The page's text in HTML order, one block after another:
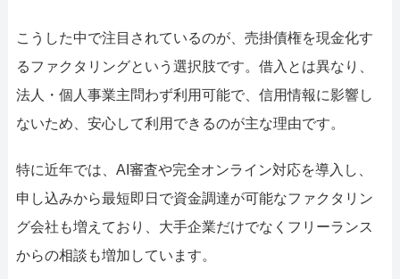
こうした中で注目されているのが、売掛債権を現金化す
るファクタリングという選択肢です。借入とは異なり、
法人・個人事業主問わず利用可能で、信用情報に影響し
ないため、安心して利用できるのが主な理由です。
特に近年では、AI審査や完全オンライン対応を導入し、
申し込みから最短即日で資金調達が可能なファクタリン
グ会社も増えており、大手企業だけでなくフリーランス
からの相談も増加しています。